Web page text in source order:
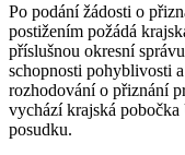
Po podání žádosti o
postižením požádá
příslušnou okresní
schopnosti pohyblivosti
rozhodování o přiznání
vychází krajská
posudku.